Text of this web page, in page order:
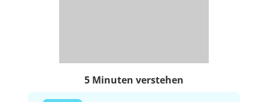
5 Minuten verstehen